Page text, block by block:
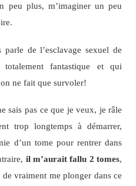
peu plus, m’imaginer un peu
de l’esclavage sexuel de
fantastique et qui
ne fait que survoler!
sais pas ce que je veux, je râle
trop longtemps à démarrer,
d’un tome pour rentrer dans
il m’aurait fallu 2 tomes,
vraiment me plonger dans ce